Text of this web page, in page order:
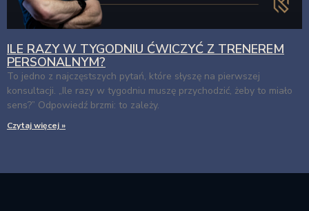
ILE RAZY W TYGODNIU ĆWICZYĆ Z TRENEREM
PERSONALNYM?
To jedno z najczęstszych pytań, które słyszę na pierwszej
konsultacji. „Ile razy w tygodniu muszę przychodzić, żeby to miało
sens?” Odpowiedź brzmi: to zależy.
Czytaj więcej »